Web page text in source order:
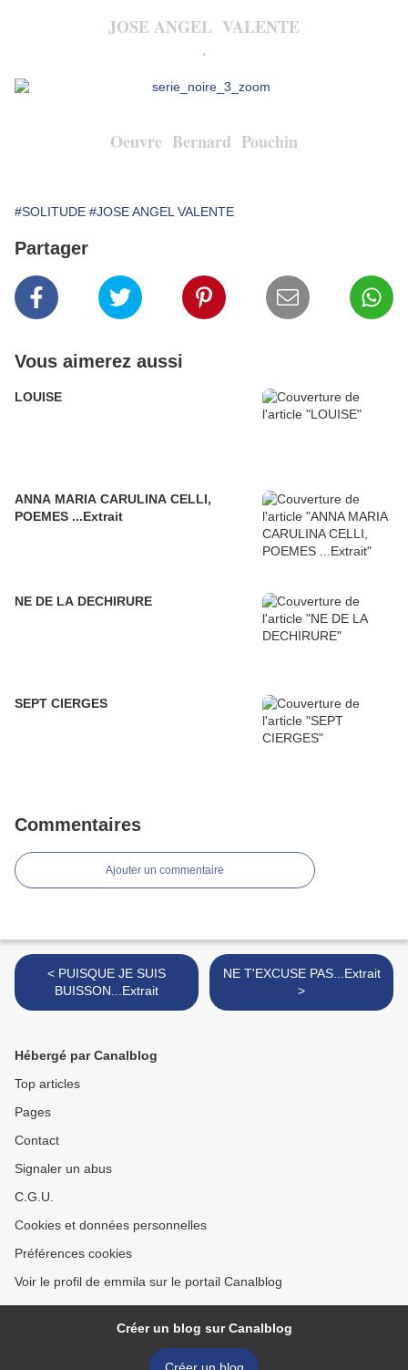
JOSE ANGEL VALENTE
.
Oeuvre Bernard Pouchin
#SOLITUDE #JOSE ANGEL VALENTE
Partager
Vous aimerez aussi
LOUISE
ANNA MARIA CARULINA CELLI,
POEMES ...Extrait
NE DE LA DECHIRURE
SEPT CIERGES
Commentaires
Ajouter un commentaire
< PUISQUE JE SUIS
BUISSON...Extrait
NE T'EXCUSE PAS...Extrait
>
Hébergé par Canalblog
Top articles
Pages
Contact
Signaler un abus
C.G.U.
Cookies et données personnelles
Préférences cookies
Voir le profil de emmila sur le portail Canalblog
Créer un blog sur Canalblog